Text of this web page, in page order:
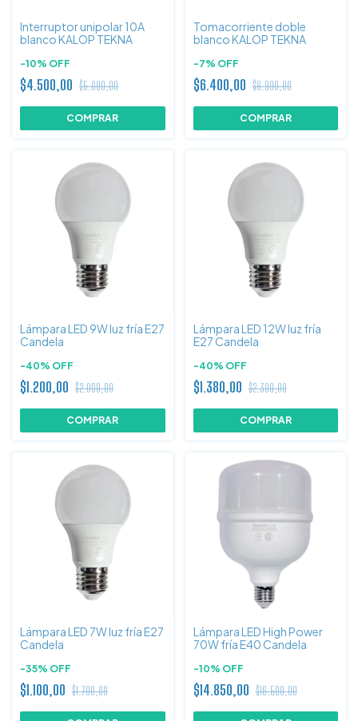
Interruptor unipolar 10A
blanco KALOP TEKNA
-10% OFF
$4.500,00 $5.000,00
Tomacorriente doble
blanco KALOP TEKNA
-7% OFF
$6.400,00 $6.900,00
Lámpara LED 9W luz fría E27
Candela
-40% OFF
$1.200,00 $2.000,00
Lámpara LED 12W luz fría
E27 Candela
-40% OFF
$1.380,00 $2.300,00
Lámpara LED 7W luz fría E27
Candela
-35% OFF
$1.100,00 $1.700,00
Lámpara LED High Power
70W fría E40 Candela
-10% OFF
$14.850,00 $16.500,00